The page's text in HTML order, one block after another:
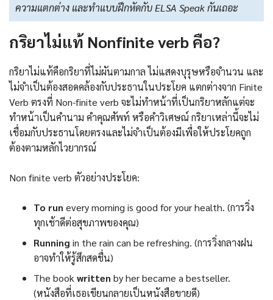
ความแตกต่าง และทำแบบฝึกหัดกับ ELSA Speak กันเถอะ
กริยาไม่แท้ Nonfinite verb คือ?
กริยาไม่แท้คือกริยาที่ไม่ผันตามกาล ไม่แสดงบุรุษหรือจำนวน และ
ไม่จำเป็นต้องสอดคล้องกับประธานในประโยค แตกต่างจาก Finite
Verb ตรงที่ Non-finite verb จะไม่ทำหน้าที่เป็นกริยาหลักแต่จะ
ทำหน้าเป็นคำนาม คำคุณศัพท์ หรือคำวิเศษณ์ กริยาเหล่านี้จะไม่
เชื่อมกับประธานโดยตรงและไม่จำเป็นต้องมีเพื่อให้ประโยคถูก
ต้องตามหลักไวยากรณ์
Non finite verb ตัวอย่างประโยค:
To run every morning is good for your health. (การวิ่ง
ทุกเช้าดีต่อสุขภาพของคุณ)
Running in the rain can be refreshing. (การวิ่งกลางฝน
อาจทำให้รู้สึกสดชื่น)
The book written by her became a bestseller.
(หนังสือที่เธอเขียนกลายเป็นหนังสือขายดี)